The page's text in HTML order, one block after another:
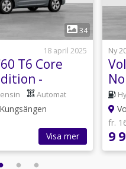
1
34
18 april 2025
T6 Core
-
LEASEAutomat
Visa mer
Ny
fr.
9